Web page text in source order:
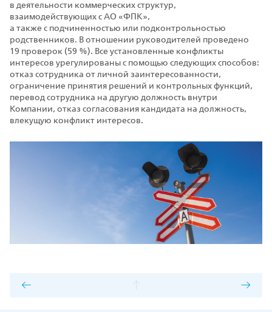
в деятельности коммерческих структур,
взаимодействующих с АО «ФПК»,
а также с подчиненностью или подконтрольностью
родственников. В отношении руководителей проведено
19 проверок (59 %). Все установленные конфликты
интересов урегулированы с помощью следующих способов:
отказ сотрудника от личной заинтересованности,
ограничение принятия решений и контрольных функций,
перевод сотрудника на другую должность внутри
Компании, отказ согласования кандидата на должность,
влекущую конфликт интересов.